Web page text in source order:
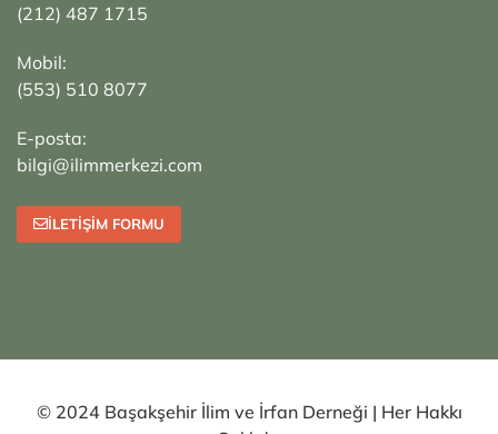
(212) 487 1715
Mobil:
(553) 510 8077
E-posta:
bilgi@ilimmerkezi.com
İLETIŞIM FORMU
© 2024 Başakşehir İlim ve İrfan Derneği | Her Hakkı